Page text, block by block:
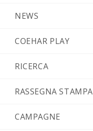
NEWS
COEHAR PLAY
RICERCA
RASSEGNA STAMPA
CAMPAGNE